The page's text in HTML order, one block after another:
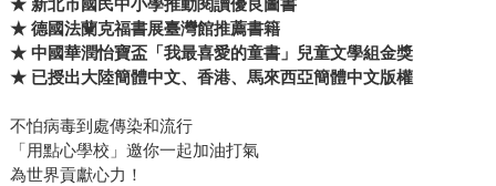
★ 新北市國民中小學推動閱讀優良圖書
★ 德國法蘭克福書展臺灣館推薦書籍
★ 中國華潤怡寶盃「我最喜愛的童書」兒童文學組金獎
★ 已授出大陸簡體中文、香港、馬來西亞簡體中文版權
不怕病毒到處傳染和流行
「用點心學校」邀你一起加油打氣
為世界貢獻心力！